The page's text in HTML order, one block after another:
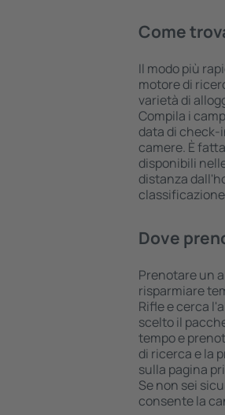
Come
Il modo più
motore di
varietà di
Compila i
data di check-
camere. È
disponibili
distanza
Dove
Prenotare un
risparmiare
Rifle e cerca
scelto il
tempo e
di ricerca e la
sulla pagina
Se non sei
consente la